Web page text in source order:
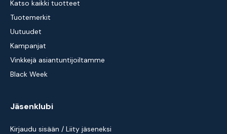
Katso kaikki tuotteet
Tuotemerkit
Uutuudet
Kampanjat
Vinkkejä asiantuntijoiltamme
Black Week
Jäsenklubi
Kirjaudu sisään / Liity jäseneksi